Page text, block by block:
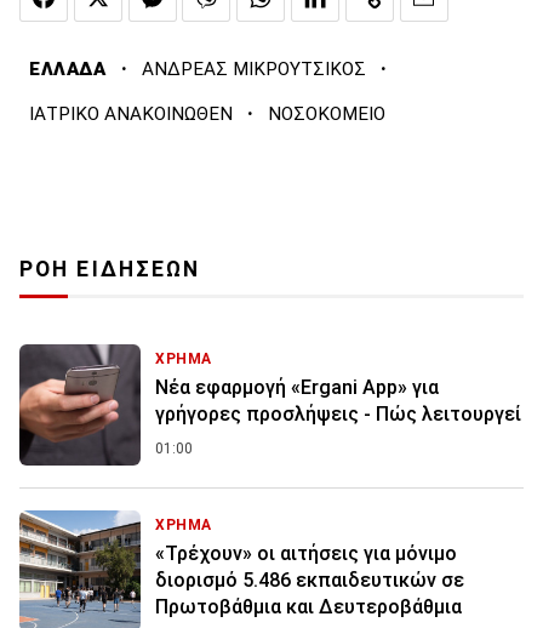
ΕΛΛΑΔΑ · ΑΝΔΡΕΑΣ ΜΙΚΡΟΥΤΣΙΚΟΣ ·
ΙΑΤΡΙΚΟ ΑΝΑΚΟΙΝΩΘΕΝ · ΝΟΣΟΚΟΜΕΙΟ
ΡΟΗ ΕΙΔΗΣΕΩΝ
ΧΡΗΜΑ
Νέα εφαρμογή «Ergani App» για
γρήγορες προσλήψεις - Πώς λειτουργεί
01:00
ΧΡΗΜΑ
«Τρέχουν» οι αιτήσεις για μόνιμο
διορισμό 5.486 εκπαιδευτικών σε
Πρωτοβάθμια και Δευτεροβάθμια